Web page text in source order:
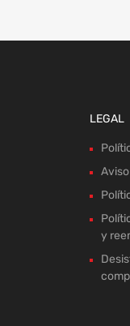
LEGAL
y